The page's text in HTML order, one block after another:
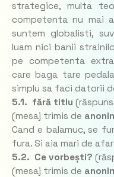
strategice, multa
competenta nu mai
suntem globalisti,
luam nici banii
pe competenta
care baga tare
simplu sa faci datorii
5.1. fără titlu
(mesaj trimis de
Cand e balamuc, se
fura. Si aia mari de
5.2. Ce vorbești?
(mesaj trimis de